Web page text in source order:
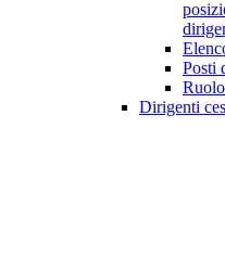
Posti
Dirigenti